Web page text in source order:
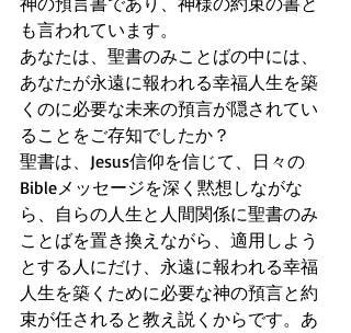
も言われています。
あなたは、聖書のみことばの中には、
あなたが永遠に報われる幸福人生を築
くのに必要な未来の預言が隠されてい
ることをご存知でしたか？
聖書は、Jesus信仰を信じて、日々の
Bibleメッセージを深く黙想しながな
ら、自らの人生と人間関係に聖書のみ
ことばを置き換えながら、適用しよう
とする人にだけ、永遠に報われる幸福
人生を築くために必要な神の預言と約
束が任されると教え説くからです。あ